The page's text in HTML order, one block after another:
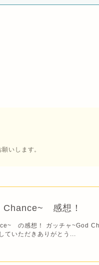
いします。
Chance~ 感想！
の感想！ ガッチャ~God
ていただきありがとう...